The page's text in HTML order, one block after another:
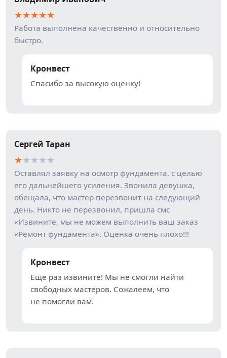
★★★★★
Работа выполнена качественно и относительно
быстро.
Кронвест
Спасибо за высокую оценку!
Сергей Таран
★★★★★
Оставлял заявку на осмотр фундамента, с целью
его дальнейшего усиления. Звонила девушка,
обещала, что мастер перезвонит на следующий
день. Никто не перезвонил, пришла смс
«Извините, мы не можем выполнить ваш заказ
«Ремонт фундамента». Оценка очень плохо!!!
Кронвест
Еще раз извините! Мы не смогли найти
свободных мастеров. Сожалеем, что
не помогли вам.